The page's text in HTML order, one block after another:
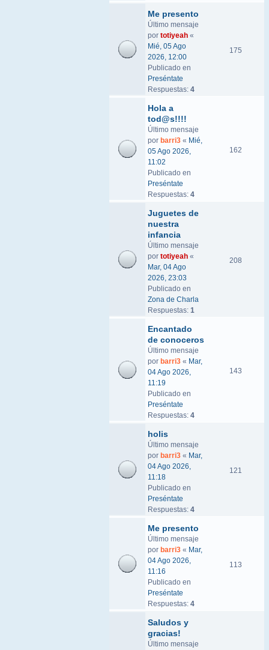
Me presento
Último mensaje
por totiyeah «
Mié, 05 Ago
2026, 12:00
Publicado en
Preséntate
Respuestas: 4
175
Hola a
tod@s!!!!
Último mensaje
por barri3 « Mié,
05 Ago 2026,
11:02
Publicado en
Preséntate
Respuestas: 4
162
Juguetes de
nuestra
infancia
Último mensaje
por totiyeah «
Mar, 04 Ago
2026, 23:03
Publicado en
Zona de Charla
Respuestas: 1
208
Encantado
de conoceros
Último mensaje
por barri3 « Mar,
04 Ago 2026,
11:19
Publicado en
Preséntate
Respuestas: 4
143
holis
Último mensaje
por barri3 « Mar,
04 Ago 2026,
11:18
Publicado en
Preséntate
Respuestas: 4
121
Me presento
Último mensaje
por barri3 « Mar,
04 Ago 2026,
11:16
Publicado en
Preséntate
Respuestas: 4
113
Saludos y
gracias!
Último mensaje